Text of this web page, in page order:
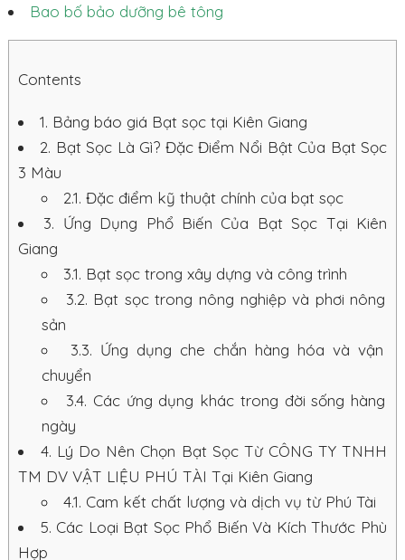
Bao bố bảo dưỡng bê tông
Contents
1. Bảng báo giá Bạt sọc tại Kiên Giang
2. Bạt Sọc Là Gì? Đặc Điểm Nổi Bật Của Bạt Sọc
3 Màu
2.1. Đặc điểm kỹ thuật chính của bạt sọc
3. Ứng Dụng Phổ Biến Của Bạt Sọc Tại Kiên
Giang
3.1. Bạt sọc trong xây dựng và công trình
3.2. Bạt sọc trong nông nghiệp và phơi nông
sản
3.3. Ứng dụng che chắn hàng hóa và vận
chuyển
3.4. Các ứng dụng khác trong đời sống hàng
ngày
4. Lý Do Nên Chọn Bạt Sọc Từ CÔNG TY TNHH
TM DV VẬT LIỆU PHÚ TÀI Tại Kiên Giang
4.1. Cam kết chất lượng và dịch vụ từ Phú Tài
5. Các Loại Bạt Sọc Phổ Biến Và Kích Thước Phù
Hợp